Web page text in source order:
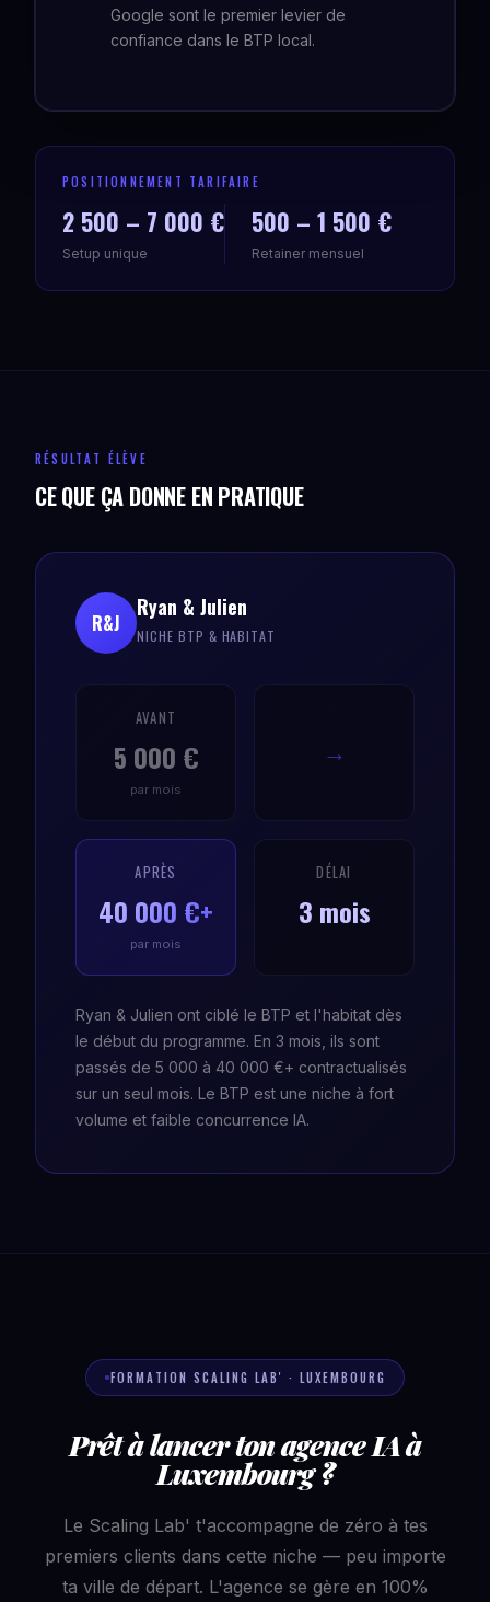
Google sont le premier levier de
confiance dans le BTP local.
POSITIONNEMENT TARIFAIRE
2 500 – 7 000 €
Setup unique
500 – 1 500 €
Retainer mensuel
RÉSULTAT ÉLÈVE
CE QUE ÇA DONNE EN PRATIQUE
R&J
Ryan & Julien
NICHE BTP & HABITAT
AVANT
5 000 €
par mois
→
APRÈS
40 000 €+
par mois
DÉLAI
3 mois
Ryan & Julien ont ciblé le BTP et l'habitat dès
le début du programme. En 3 mois, ils sont
passés de 5 000 à 40 000 €+ contractualisés
sur un seul mois. Le BTP est une niche à fort
volume et faible concurrence IA.
FORMATION SCALING LAB' · LUXEMBOURG
Prêt à lancer ton agence IA à
Luxembourg ?
Le Scaling Lab' t'accompagne de zéro à tes
premiers clients dans cette niche — peu importe
ta ville de départ. L'agence se gère en 100%